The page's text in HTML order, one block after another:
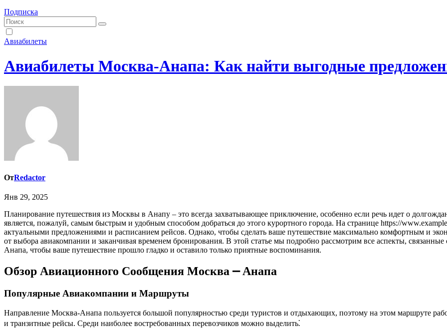
Подписка
Авиабилеты
Авиабилеты Москва-Анапа: Как найти выгодные
ОтRedactor
Янв 29, 2025
Планирование путешествия из Москвы в Анапу – это всегда захватывающее приключение, особенно если речь идет о долгожданном отпуске на берегу Черного моря. Выбор авиаперелета
является, пожалуй, самым быстрым и удобным способом добраться до этого курортного города. На странице https://
актуальными предложениями и расписанием рейсов. Однако, чтобы сделать ваше путешествие максимально комфортным и
от выбора авиакомпании и заканчивая временем бронирования. В этой статье мы подробно рассмотрим все аспекты,
Анапа, чтобы ваше путешествие прошло гладко и оставило только приятные воспоминания.
Обзор Авиационного Сообщения Москва ⎼ Анапа
Популярные Авиакомпании и Маршруты
Направление Москва-Анапа пользуется большой популярностью среди туристов и отдыхающих, поэтому на этом маршруте
и транзитные рейсы. Среди наиболее востребованных перевозчиков можно выделить⁚